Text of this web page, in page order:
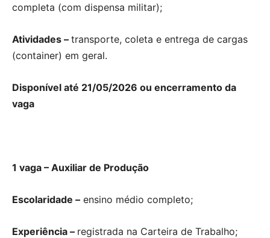
completa (com dispensa militar);
Atividades – transporte, coleta e entrega de cargas
(container) em geral.
Disponível até 21/05/2026 ou encerramento da
vaga
1 vaga – Auxiliar de Produção
Escolaridade – ensino médio completo;
Experiência – registrada na Carteira de Trabalho;